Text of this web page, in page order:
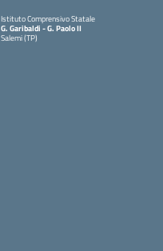
Istituto Comprensivo Statale
G. Garibaldi - G. Paolo II
Salemi (TP)